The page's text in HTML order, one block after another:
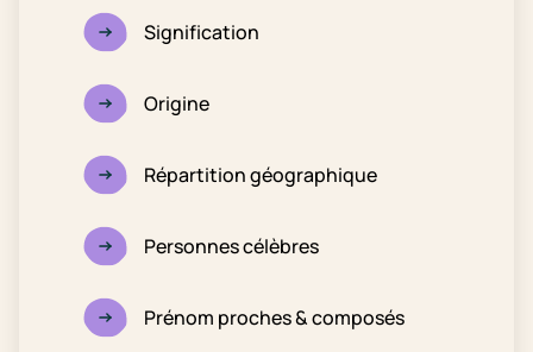
Signification
Origine
Répartition géographique
Personnes célèbres
Prénom proches & composés